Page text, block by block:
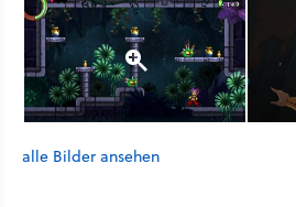
alle Bilder ansehen